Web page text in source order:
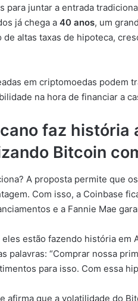
para juntar a entrada
já chega a 40 anos, um
altas taxas de hipoteca,
em criptomoedas podem
na hora de financiar a
faz
Bitcoin
A proposta permite que
Com isso, a Coinbase
e a Fannie Mae
eles estão fazendo história
palavras: “Comprar nossa
para isso. Com essa
afirma que a volatilidade do